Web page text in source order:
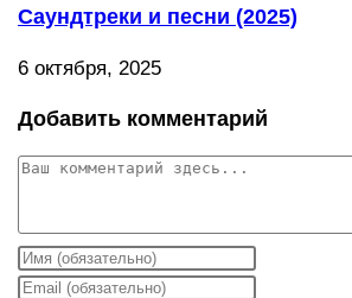
Саундтреки и песни (2025)
6 октября, 2025
Добавить комментарий
Комментарий
Введите
свое
Введите